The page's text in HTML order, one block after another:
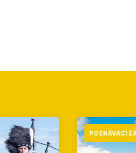
POZNÁVACÍ